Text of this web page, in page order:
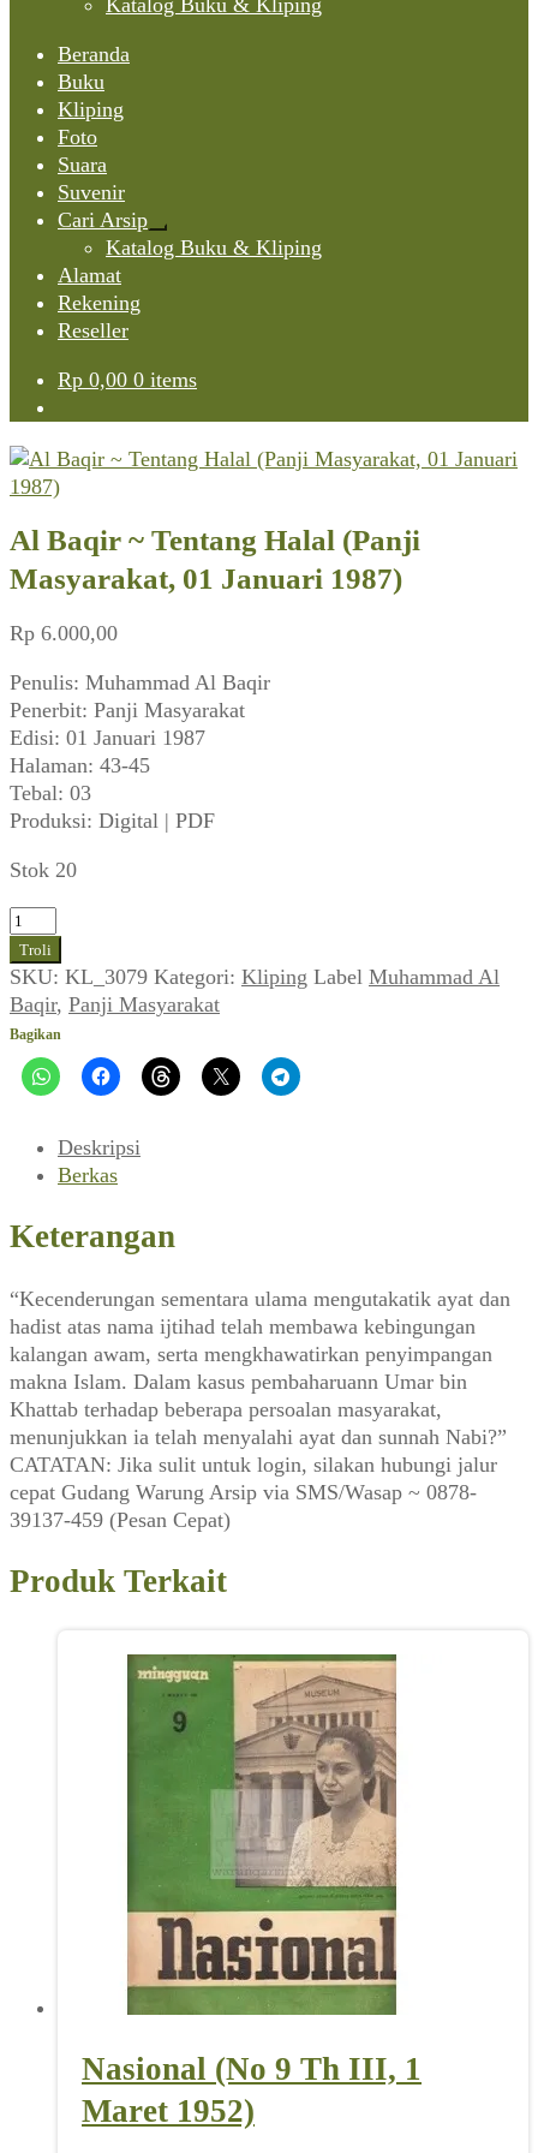
Katalog Buku & Kliping
Beranda
Buku
Kliping
Foto
Suara
Suvenir
Cari Arsip
Expand
child
Katalog Buku & Kliping
Alamat
Rekening
Reseller
Rp 0,00 0 items
Al Baqir ~ Tentang Halal (Panji
Masyarakat, 01 Januari 1987)
Rp 6.000,00
Penulis: Muhammad Al Baqir
Penerbit: Panji Masyarakat
Edisi: 01 Januari 1987
Halaman: 43-45
Tebal: 03
Produksi: Digital | PDF
Stok 20
Kuantitas
Al
Baqir
~
Tentang
Halal
(Panji
Januari
Troli
SKU: KL_3079 Kategori: Kliping Label Muhammad Al
Baqir, Panji Masyarakat
Bagikan
Deskripsi
Berkas
Keterangan
“Kecenderungan sementara ulama mengutakatik ayat dan
hadist atas nama ijtihad telah membawa kebingungan
kalangan awam, serta mengkhawatirkan penyimpangan
makna Islam. Dalam kasus pembaharuann Umar bin
Khattab terhadap beberapa persoalan masyarakat,
menunjukkan ia telah menyalahi ayat dan sunnah Nabi?”
CATATAN: Jika sulit untuk login, silakan hubungi jalur
cepat Gudang Warung Arsip via SMS/Wasap ~ 0878-
39137-459 (Pesan Cepat)
Produk Terkait
Nasional (No 9 Th III, 1
Maret 1952)